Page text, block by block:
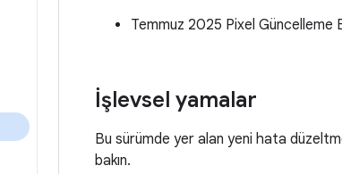
Temmuz 2025 Pixel Güncelleme
İşlevsel yamalar
Bu sürümde yer alan yeni hata
bakın.